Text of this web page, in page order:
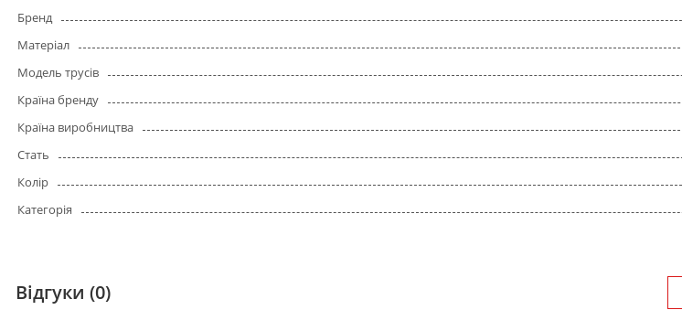
Бренд
Матеріал
Модель трусів
Країна бренду
Країна виробництва
Стать
Колір
Категорія
Відгуки (0)